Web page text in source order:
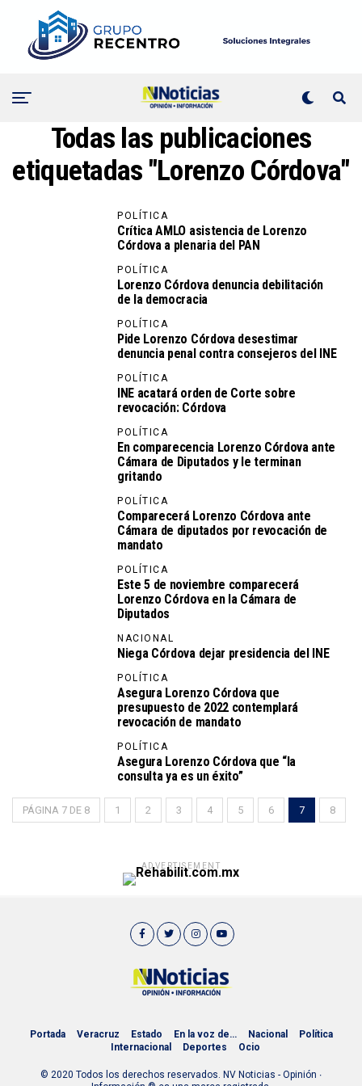
Todas las publicaciones
etiquetadas "Lorenzo Córdova"
POLÍTICA
Crítica AMLO asistencia de Lorenzo
Córdova a plenaria del PAN
POLÍTICA
Lorenzo Córdova denuncia debilitación
de la democracia
POLÍTICA
Pide Lorenzo Córdova desestimar
denuncia penal contra consejeros del INE
POLÍTICA
INE acatará orden de Corte sobre
revocación: Córdova
POLÍTICA
En comparecencia Lorenzo Córdova ante
Cámara de Diputados y le terminan
gritando
POLÍTICA
Comparecerá Lorenzo Córdova ante
Cámara de diputados por revocación de
mandato
POLÍTICA
Este 5 de noviembre comparecerá
Lorenzo Córdova en la Cámara de
Diputados
NACIONAL
Niega Córdova dejar presidencia del INE
POLÍTICA
Asegura Lorenzo Córdova que
presupuesto de 2022 contemplará
revocación de mandato
POLÍTICA
Asegura Lorenzo Córdova que “la
consulta ya es un éxito”
PÁGINA 7 DE 8 1 2 3 4 5 6 7 8
ADVERTISEMENT
Portada Veracruz Estado En la voz de… Nacional
Política
Internacional
Deportes Ocio
© 2020 Todos los derechos reservados. NV Noticias - Opinión ∙